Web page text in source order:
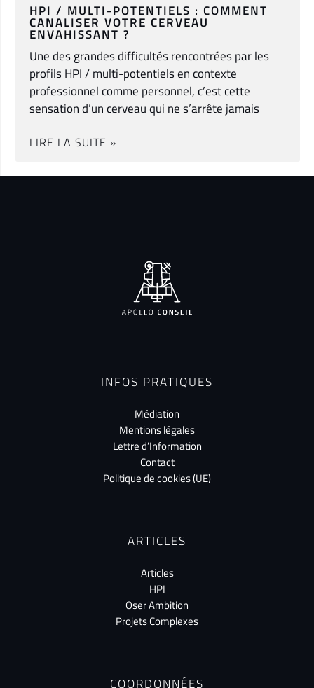
HPI / MULTI-POTENTIELS : COMMENT
CANALISER VOTRE CERVEAU
ENVAHISSANT ?
Une des grandes difficultés rencontrées par les
profils HPI / multi-potentiels en contexte
professionnel comme personnel, c’est cette
sensation d’un cerveau qui ne s’arrête jamais
LIRE LA SUITE »
INFOS PRATIQUES
Médiation
Mentions légales
Lettre d’Information
Contact
Politique de cookies (UE)
ARTICLES
Articles
HPI
Oser Ambition
Projets Complexes
COORDONNÉES